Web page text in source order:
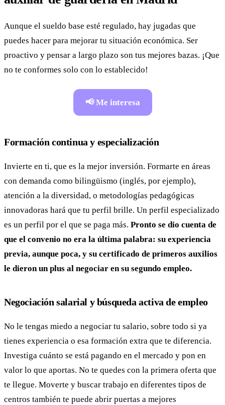
Aunque el sueldo base esté regulado, hay jugadas que
puedes hacer para mejorar tu situación económica. Ser
proactivo y pensar a largo plazo son tus mejores bazas. ¡Que
no te conformes solo con lo establecido!
📢 Me interesa
Formación continua y especialización
Invierte en ti, que es la mejor inversión. Formarte en áreas
con demanda como bilingüismo (inglés, por ejemplo),
atención a la diversidad, o metodologías pedagógicas
innovadoras hará que tu perfil brille. Un perfil especializado
es un perfil por el que se paga más. Pronto se dio cuenta de
que el convenio no era la última palabra: su experiencia
previa, aunque poca, y su certificado de primeros auxilios
le dieron un plus al negociar en su segundo empleo.
Negociación salarial y búsqueda activa de empleo
No le tengas miedo a negociar tu salario, sobre todo si ya
tienes experiencia o esa formación extra que te diferencia.
Investiga cuánto se está pagando en el mercado y pon en
valor lo que aportas. No te quedes con la primera oferta que
te llegue. Moverte y buscar trabajo en diferentes tipos de
centros también te puede abrir puertas a mejores